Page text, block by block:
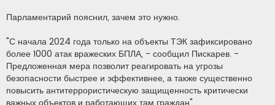
Парламентарий пояснил, зачем это нужно.
"С начала 2024 года только на объекты ТЭК зафиксировано
более 1000 атак вражеских БПЛА, - сообщил Пискарев. -
Предложенная мера позволит реагировать на угрозы
безопасности быстрее и эффективнее, а также существенно
повысить антитеррористическую защищенность критически